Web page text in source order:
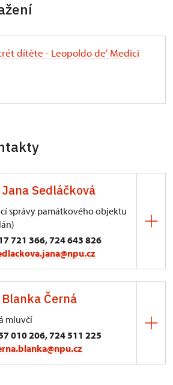
dítěte - Leopoldo de’ Medici
Jana Sedláčková
správy památkového objektu
721 366, 724 643 826
1/, Konopiště
Blanka Černá
mluvčí
010 206, 724 511 225